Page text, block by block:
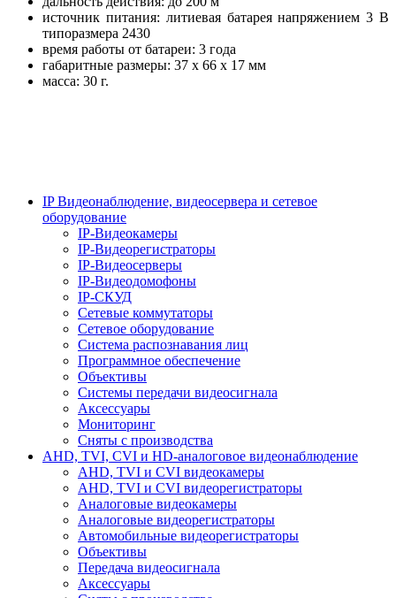
источник питания: литиевая батарея напряжением 3 В
типоразмера 2430
время работы от батареи: 3 года
габаритные размеры: 37 х 66 х 17 мм
масса: 30 г.
IP Видеонаблюдение, видеосервера и сетевое
оборудование
IP-Видеокамеры
IP-Видеорегистраторы
IP-Видеосерверы
IP-Видеодомофоны
IP-СКУД
Сетевые коммутаторы
Сетевое оборудование
Система распознавания лиц
Программное обеспечение
Объективы
Системы передачи видеосигнала
Аксессуары
Мониторинг
Сняты с производства
AHD, TVI, CVI и HD-аналоговое видеонаблюдение
AHD, TVI и CVI видеокамеры
AHD, TVI и CVI видеорегистраторы
Аналоговые видеокамеры
Аналоговые видеорегистраторы
Автомобильные видеорегистраторы
Объективы
Передача видеосигнала
Аксессуары